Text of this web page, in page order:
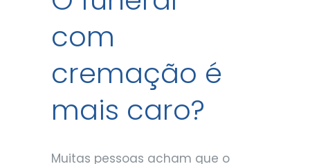
com
cremação é
mais caro?
Muitas pessoas acham que o